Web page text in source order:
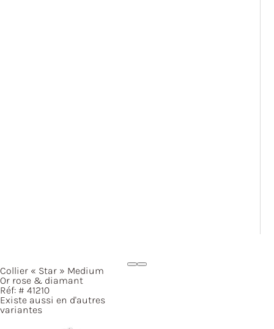
Collier « Star » Medium
Or rose & diamant
Réf: # 41210
Existe aussi en d'autres
variantes